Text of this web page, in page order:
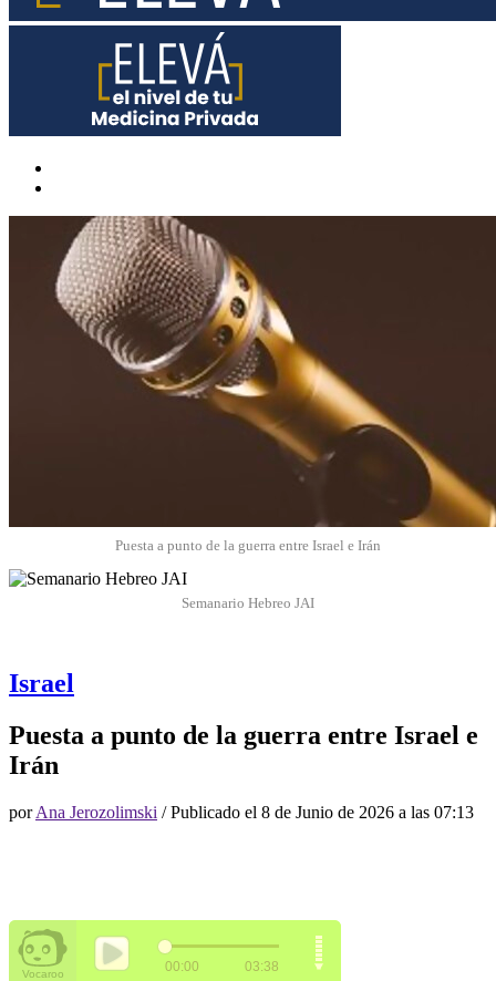
Puesta a punto de la guerra entre Israel e Irán
Semanario Hebreo JAI
Israel
Puesta a punto de la guerra entre Israel e
Irán
porAna Jerozolimski / Publicado el 8 de Junio de 2026 a las 07:13